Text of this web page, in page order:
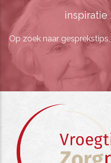
Op zoek naar